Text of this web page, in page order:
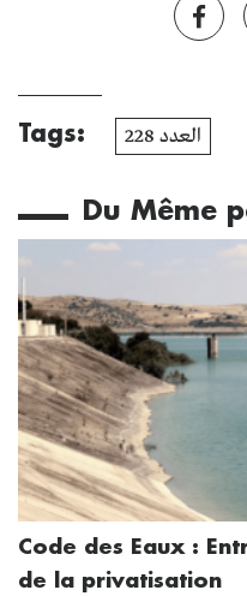
Tags: العدد 228
Du Même
Code des Eaux :
de la privatisation